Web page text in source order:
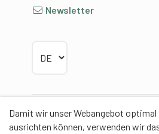
Damit wir unser Webangebot
ausrichten können, verwenden wir
Newsletter
Partner